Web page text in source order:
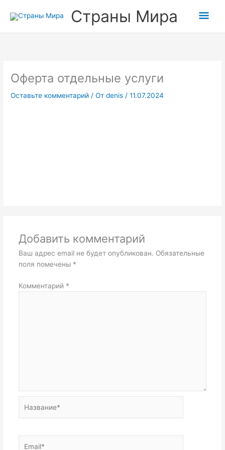
Страны Мира
Оферта отдельные услуги
Оставьте комментарий / Отdenis/11.07.2024
Добавить комментарий
Ваш адрес email не будет опубликован. Обязательные
поля помечены *
Комментарий *